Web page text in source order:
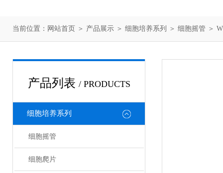
当前位置： 网站首页 ＞ 产品展示 ＞ 细胞培养系列 ＞ 细胞摇管 ＞
产品列表 / PRODUCTS
细胞培养系列
细胞摇管
细胞爬片